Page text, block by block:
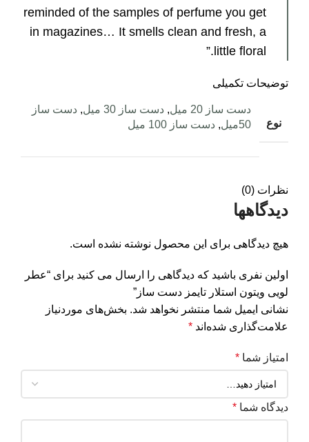
reminded of the samples of perfume you get
in magazines… It smells clean and fresh, a
little floral.”
توضیحات تکمیلی
نوع
دست ساز 20 میل , دست ساز 30 میل , دست ساز
50میل
, دست ساز 100 میل
نظرات (0)
دیدگاهها
هیچ دیدگاهی برای این محصول نوشته نشده است.
اولین نفری باشید که دیدگاهی را ارسال می کنید برای “عطر
لویی ویتون استلار تایمز دست ساز”
نشانی ایمیل شما منتشر نخواهد شد. بخش‌های موردنیاز
علامت‌گذاری شده‌اند *
امتیاز شما *
دیدگاه شما *